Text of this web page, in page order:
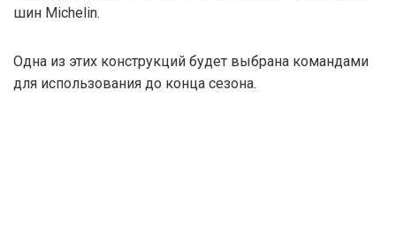
шин Michelin.
Одна из этих конструкций будет выбрана командами
для использования до конца сезона.